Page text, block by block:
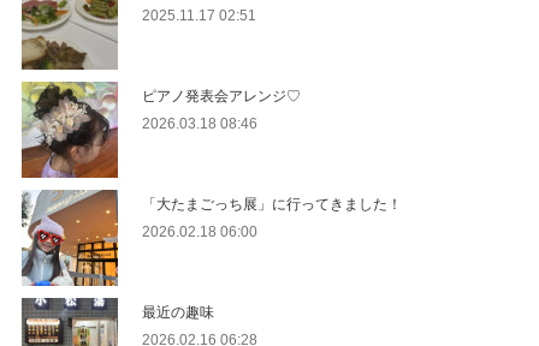
2025.11.17 02:51
ピアノ発表会アレンジ♡
2026.03.18 08:46
「大たまごっち展」に行ってきました！
2026.02.18 06:00
最近の趣味
2026.02.16 06:28